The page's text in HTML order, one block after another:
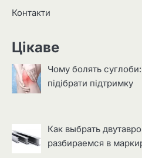
Контакти
Цікаве
Чому болять
підібрати підтримку
Как выбрать
разбираемся в